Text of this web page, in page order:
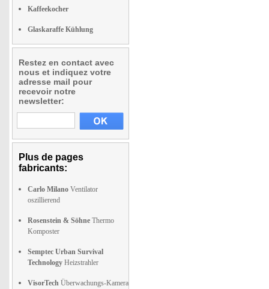
Kaffeekocher
Glaskaraffe Kühlung
Restez en contact avec
nous et indiquez votre
adresse mail pour
recevoir notre
newsletter:
Plus de pages
fabricants:
Carlo Milano Ventilator
oszillierend
Rosenstein & Söhne Thermo
Komposter
Semptec Urban Survival
Technology Heizstrahler
VisorTech Überwachungs-Kamera